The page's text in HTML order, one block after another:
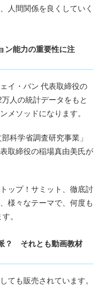
人間関係を良くしていく
ン能力の重要性に注
イ・バン 代表取締役の
人の統計データをもと
メソッドになります。
科学省調査研究事業」
取締役の稲場真由美氏が
ップ！サミット、徹底討
様々なテーマで、何度も
。
？ それとも動画教材
ても販売されています。